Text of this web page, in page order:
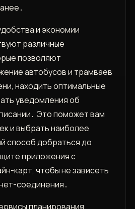
и экономии
различные
позволяют
автобусов и трамваев
находить оптимальные
уведомления об
Это поможет вам
и выбрать наиболее
способ добраться до
приложения с
карт‚ чтобы не зависеть
соединения․
планирования